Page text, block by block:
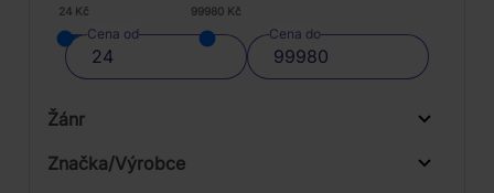
24 Kč 99980 Kč
Cena od Cena do
Žánr
Značka/Výrobce